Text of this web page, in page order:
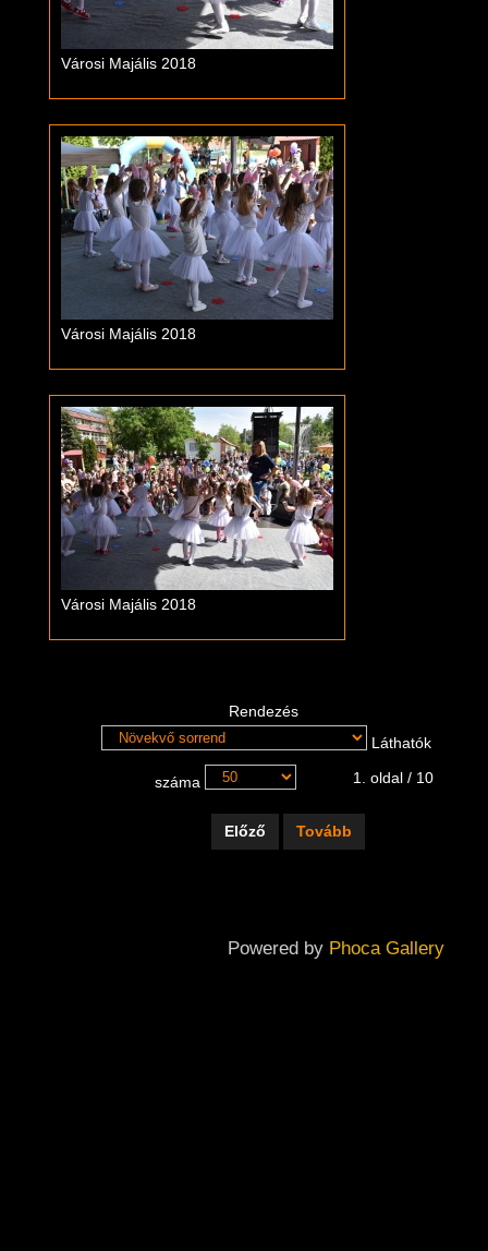
Városi Majális 2018
Városi Majális 2018
Városi Majális 2018
Rendezés
Láthatók
száma 1. oldal / 10
Előző Tovább
Powered by Phoca Gallery